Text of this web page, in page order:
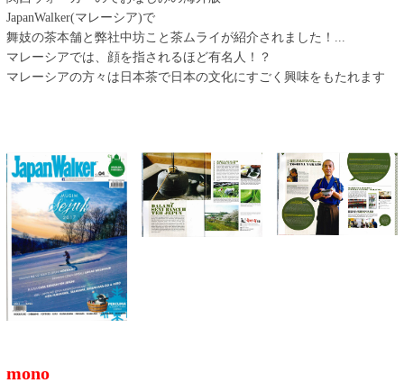
JapanWalker(マレーシア)で
舞妓の茶本舗と弊社中坊こと茶ムライが紹介されました！ ...
マレーシアでは、顔を指されるほど有名人！？
マレーシアの方々は日本茶で日本の文化にすごく興味をもたれます
mono